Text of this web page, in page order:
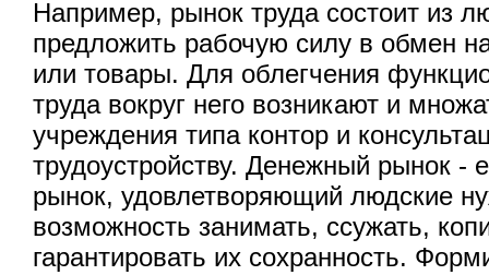
Например, рынок труда состоит из
предложить рабочую силу в обмен
или товары. Для облегчения
труда вокруг него возникают и
учреждения типа контор и
трудоустройству. Денежный рынок
рынок, удовлетворяющий людские
возможность занимать, ссужать,
гарантировать их сохранность.